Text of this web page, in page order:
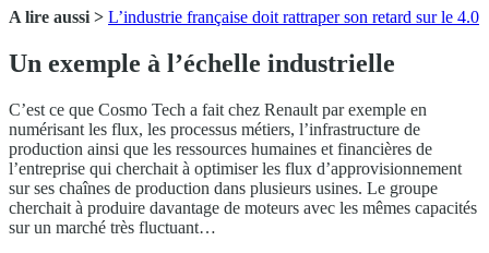
A lire aussi > L’industrie française doit rattraper son retard sur le 4.0
Un exemple à l’échelle industrielle
C’est ce que Cosmo Tech a fait chez Renault par exemple en
numérisant les flux, les processus métiers, l’infrastructure de
production ainsi que les ressources humaines et financières de
l’entreprise qui cherchait à optimiser les flux d’approvisionnement
sur ses chaînes de production dans plusieurs usines. Le groupe
cherchait à produire davantage de moteurs avec les mêmes capacités
sur un marché très fluctuant…